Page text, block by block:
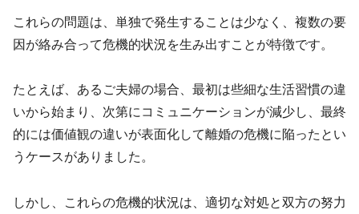
これらの問題は、単独で発生することは少なく、複数の要
因が絡み合って危機的状況を生み出すことが特徴です。
たとえば、あるご夫婦の場合、最初は些細な生活習慣の違
いから始まり、次第にコミュニケーションが減少し、最終
的には価値観の違いが表面化して離婚の危機に陥ったとい
うケースがありました。
しかし、これらの危機的状況は、適切な対処と双方の努力